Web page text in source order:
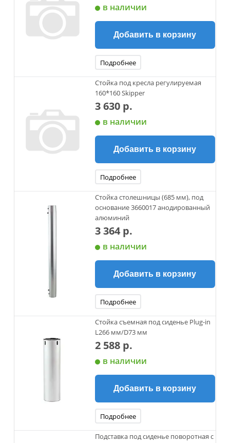
в наличии
Добавить в корзину
Подробнее
Стойка под кресла регулируемая
160*160 Skipper
3 630 р.
в наличии
Добавить в корзину
Подробнее
Стойка столешницы (685 мм), под
основание 3660017 анодированный
алюминий
3 364 р.
в наличии
Добавить в корзину
Подробнее
Стойка съемная под сиденье Plug-in
L266 мм/D73 мм
2 588 р.
в наличии
Добавить в корзину
Подробнее
Подставка под сиденье поворотная с